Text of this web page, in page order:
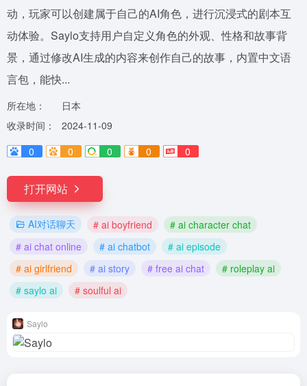
动，玩家可以创建属于自己的AI角色，进行沉浸式的剧本互
动体验。Saylo支持用户自定义角色的外观、性格和故事背
景，通过修改AI生成的内容来创作自己的故事，内置中文语
言包，能快...
所在地：
日本
收录时间：
2024-11-09
0
0 0 0 0
打开网站
AI对话聊天 # ai boyfriend
# ai character chat
# ai chat online
# ai chatbot
# ai episode
# ai girlfriend
# ai story # free ai chat
# roleplay ai
# saylo ai
# soulful ai
Saylo